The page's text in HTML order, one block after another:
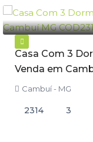
Casa Com 3
Venda em
Cambuí - MG
2314 3